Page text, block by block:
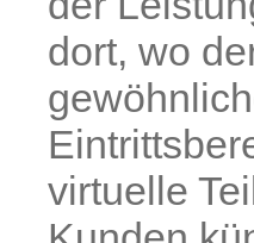
dort, wo
virtuelle